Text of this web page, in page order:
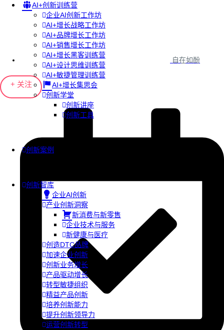
AI+创新训练营
企业AI创新工作坊
AI+增长战略工作坊
AI+品牌增长工作坊
AI+销售增长工作坊
AI+增长黑客训练营
AI+设计思维训练营
AI+敏捷管理训练营
AI+增长集思会
创新学堂
创新讲座
创新工具
创新案例
创新智库
企业AI创新
产业创新洞察
新消费与新零售
企业技术与服务
新健康与医疗
创造DTC品牌
加速企业创新
创新业务增长
产品驱动增长
转型敏捷组织
精益产品创新
培养创新能力
提升创新领导力
运营创新转型
自在如酚
+ 关注